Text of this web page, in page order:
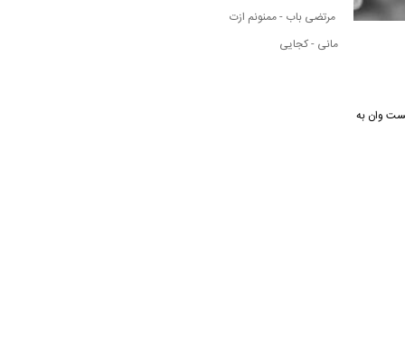
نکست وان به
مرتضی باب - ممنونم ازت
مانی - کجایی